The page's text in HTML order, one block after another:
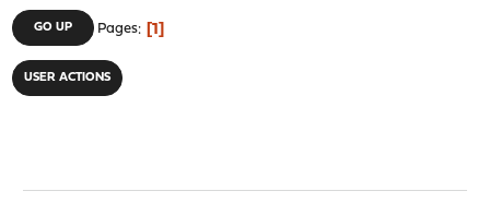
GO UP Pages 1
USER ACTIONS